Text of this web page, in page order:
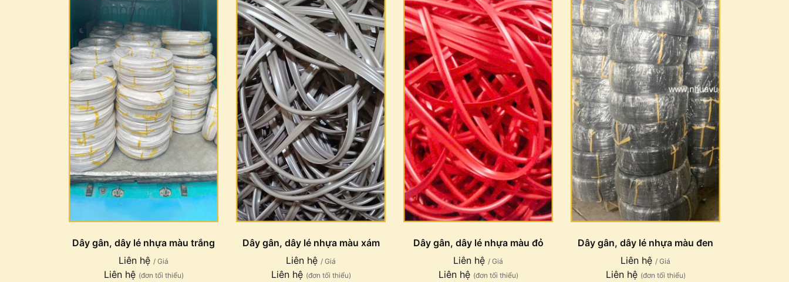
Dây gân, dây lé nhựa màu trắng
Liên hệ / Giá
Liên hệ (đơn tối thiểu)
Dây gân, dây lé nhựa màu xám
Liên hệ / Giá
Liên hệ (đơn tối thiểu)
Dây gân, dây lé nhựa màu đỏ
Liên hệ / Giá
Liên hệ (đơn tối thiểu)
Dây gân, dây lé nhựa màu đen
Liên hệ / Giá
Liên hệ (đơn tối thiểu)